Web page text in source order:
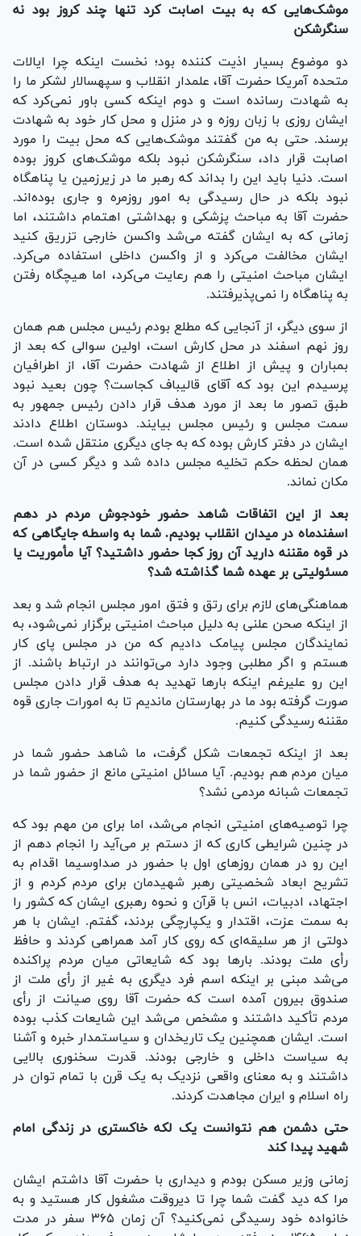
موشک‌هایی که به بیت اصابت کرد تنها چند کروز بود نه
سنگرشکن
دو موضوع بسیار اذیت کننده بود؛ نخست اینکه چرا ایالات
متحده آمریکا حضرت آقا، علمدار انقلاب و سپهسالار لشکر ما را
به شهادت رسانده است و دوم اینکه کسی باور نمی‌کرد که
ایشان روزی با زبان روزه و در منزل و محل کار خود به شهادت
برسند. حتی به من گفتند موشک‌هایی که محل بیت را مورد
اصابت قرار داد، سنگرشکن نبود بلکه موشک‌های کروز بوده
است. دنیا باید این را بداند که رهبر ما در زیرزمین یا پناهگاه
نبود بلکه در حال رسیدگی به امور روزمره و جاری بوده‌اند.
حضرت آقا به مباحث پزشکی و بهداشتی اهتمام داشتند، اما
زمانی که به ایشان گفته می‌شد واکسن خارجی تزریق کنید
ایشان مخالفت می‌کرد و از واکسن داخلی استفاده می‌کرد.
ایشان مباحث امنیتی را هم رعایت می‌کرد، اما هیچگاه رفتن
به پناهگاه را نمی‌پذیرفتند.
از سوی دیگر، از آنجایی که مطلع بودم رئیس مجلس هم همان
روز نهم اسفند در محل کارش است، اولین سوالی که بعد از
بمباران و پیش از اطلاع از شهادت حضرت آقا، از اطرافیان
پرسیدم این بود که آقای قالیباف کجاست؟ چون بعید نبود
طبق تصور ما بعد از مورد هدف قرار دادن رئیس جمهور به
سمت مجلس و رئیس مجلس بیایند. دوستان اطلاع دادند
ایشان در دفتر کارش بوده که به جای دیگری منتقل شده است.
همان لحظه حکم تخلیه مجلس داده شد و دیگر کسی در آن
مکان نماند.
بعد از این اتفاقات شاهد حضور خودجوش مردم در دهم
اسفندماه در میدان انقلاب بودیم. شما به واسطه جایگاهی که
در قوه مقننه دارید آن روز کجا حضور داشتید؟ آیا مأموریت یا
مسئولیتی بر عهده شما گذاشته شد؟
هماهنگی‌های لازم برای رتق و فتق امور مجلس انجام شد و بعد
از اینکه صحن علنی به دلیل مباحث امنیتی برگزار نمی‌شود، به
نمایندگان مجلس پیامک دادیم که من در مجلس پای کار
هستم و اگر مطلبی وجود دارد می‌توانند در ارتباط باشند. از
این رو علیرغم اینکه بار‌ها تهدید به هدف قرار دادن مجلس
صورت گرفته بود ما در بهارستان ماندیم تا به امورات جاری قوه
مقننه رسیدگی کنیم.
بعد از اینکه تجمعات شکل گرفت، ما شاهد حضور شما در
میان مردم هم بودیم. آیا مسائل امنیتی مانع از حضور شما در
تجمعات شبانه مردمی نشد؟
چرا توصیه‌های امنیتی انجام می‌شد، اما برای من مهم بود که
در چنین شرایطی کاری که از دستم بر می‌آید را انجام دهم از
این رو در همان روز‌های اول با حضور در صداوسیما اقدام به
تشریح ابعاد شخصیتی رهبر شهیدمان برای مردم کردم و از
اجتهاد، ادبیات، انس با قرآن و نحوه رهبری ایشان که کشور را
به سمت عزت، اقتدار و یکپارچگی بردند، گفتم. ایشان با هر
دولتی از هر سلیقه‌ای که روی کار آمد همراهی کردند و حافظ
رأی ملت بودند. بار‌ها بود که شایعاتی میان مردم پراکنده
می‌شد مبنی بر اینکه اسم فرد دیگری به غیر از رأی ملت از
صندوق بیرون آمده است که حضرت آقا روی صیانت از رأی
مردم تأکید داشتند و مشخص می‌شد این شایعات کذب بوده
است. ایشان همچنین یک تاریخدان و سیاستمدار خبره و آشنا
به سیاست داخلی و خارجی بودند. قدرت سخنوری بالایی
داشتند و به معنای واقعی نزدیک به یک قرن با تمام توان در
راه اسلام و ایران مجاهدت کردند.
حتی دشمن هم نتوانست یک لکه خاکستری در زندگی امام
شهید پیدا کند
زمانی وزیر مسکن بودم و دیداری با حضرت آقا داشتم ایشان
مرا که دید گفت شما چرا تا دیروقت مشغول کار هستید و به
خانواده خود رسیدگی نمی‌کنید؟ آن زمان ۳۶۵ سفر در مدت